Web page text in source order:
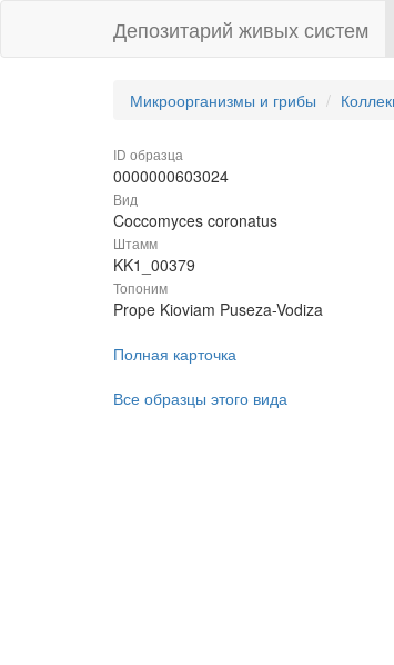
Депозитарий живых систем
Микроорганизмы и грибы
ID образца
0000000603024
Вид
Coccomyces coronatus
Штамм
KK1_00379
Топоним
Prope Kioviam Puseza-Vodiza
Полная карточка
Все образцы этого вида